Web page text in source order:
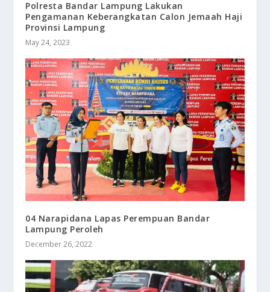
Polresta Bandar Lampung Lakukan
Pengamanan Keberangkatan Calon Jemaah Haji
Provinsi Lampung
May 24, 2023
04 Narapidana Lapas Perempuan Bandar
Lampung Peroleh
December 26, 2022